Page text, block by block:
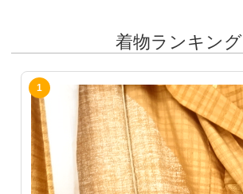
着物ランキング